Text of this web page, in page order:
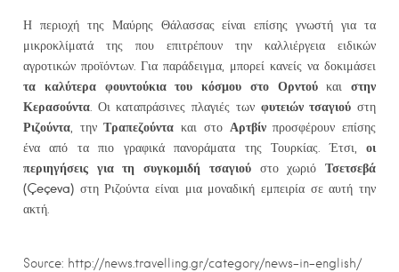
Η περιοχή της Μαύρης Θάλασσας είναι επίσης γνωστή για τα
μικροκλίματά της που επιτρέπουν την καλλιέργεια ειδικών
αγροτικών προϊόντων. Για παράδειγμα, μπορεί κανείς να δοκιμάσει
τα καλύτερα φουντούκια του κόσμου στο Ορντούκαι στην
Κερασούντα. Οι καταπράσινες πλαγιές των φυτειών τσαγιού στη
Ριζούντα, τηνΤραπεζούντα και στο Αρτβίνπροσφέρουν επίσης
ένα από τα πιο γραφικά πανοράματα της Τουρκίας. Έτσι, οι
περιηγήσεις για τη συγκομιδή τσαγιούστο χωριόΤσετσεβά
(Çeçeva) στη Ριζούντα είναι μια μοναδική εμπειρία σε αυτή την
ακτή.
Source: http://news.travelling.gr/category/news-in-english/